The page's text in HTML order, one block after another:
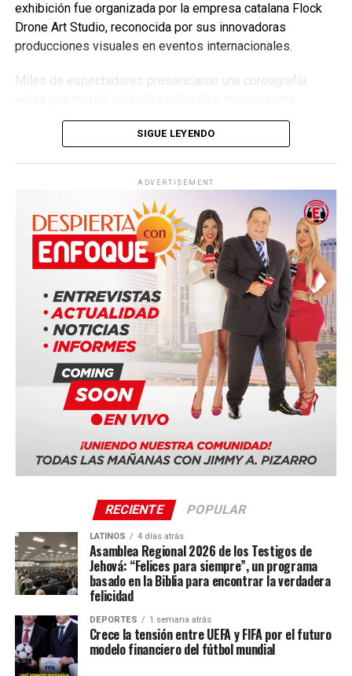
exhibición fue organizada por la empresa catalana Flock
Drone Art Studio, reconocida por sus innovadoras
producciones visuales en eventos internacionales.
Miles de espectadores presenciaron una coreografía
históricos y elementos representativos de la identidad
portuguesa. La precisión y sincronización de las figuras
Además del espectáculo de drones, el festival incluyó
exhibiciones aéreas con aeronaves militares y actividades
educativas relacionadas con la innovación y la aviación,
consolidándose como uno de los eventos tecnológicos
más importantes de Europa en 2026.
Tags: #Portugal #Drones #RécordGuinness #Tecnología
#Innovación #AirInvictus #Europa #EnfoqueNow
SIGUE LEYENDO
ADVERTISEMENT
RECIENTE POPULAR
LATINOS 4 días atrás
Asamblea Regional 2026 de los Testigos de
Jehová: “Felices para siempre”, un programa
basado en la Biblia para encontrar la verdadera
felicidad
DEPORTES 1 semana atrás
Crece la tensión entre UEFA y FIFA por el futuro
modelo financiero del fútbol mundial